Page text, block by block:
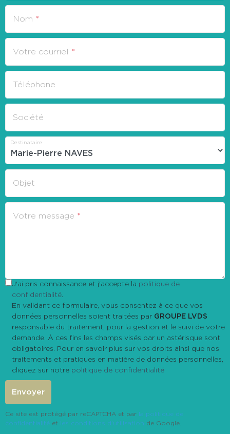
Nom
Votre courriel
Téléphone
Société
Destinataire
Objet
Votre message
J'ai pris connaissance et j'accepte la politique de
confidentialité.
En validant ce formulaire, vous consentez à ce que vos
données personnelles soient traitées par GROUPE LVDS
responsable du traitement, pour la gestion et le suivi de votre
demande. À ces fins les champs visés par un astérisque sont
obligatoires. Pour en savoir plus sur vos droits ainsi que nos
traitements et pratiques en matière de données personnelles,
cliquez sur notre politique de confidentialité
Envoyer
Ce site est protégé par reCAPTCHA et par la politique de
confidentialité et les conditions d'utilisation de Google.